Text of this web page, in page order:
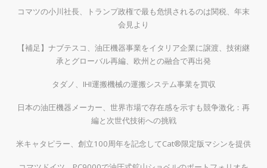
コマツの小川社長、トランプ政権で最も危惧されるのは関税、年末
会見より
【補足】ナブテスコ、油圧機器事業をイタリア企業に譲渡、技術継
承とグローバル再編、欧州との融合で再出発
タダノ、IHI運搬機械の運搬システム事業を買収
日本の油圧機器メーカー、世界市場で存在感を示すも競争激化：再
編と次世代技術への挑戦
米キャタピラー、創立100周年を記念してCat®限定版マシンを提供